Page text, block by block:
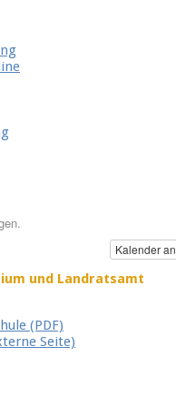
Kalender
und Landratsamt
(PDF)
Seite)